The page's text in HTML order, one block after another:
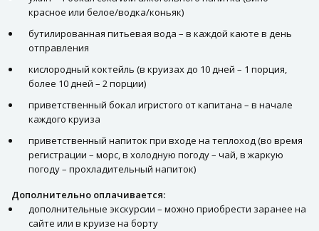
красное или белое/водка/коньяк)
бутилированная питьевая вода – в каждой каюте в день
отправления
кислородный коктейль (в круизах до 10 дней – 1 порция,
более 10 дней – 2 порции)
приветственный бокал игристого от капитана – в начале
каждого круиза
приветственный напиток при входе на теплоход (во время
регистрации – морс, в холодную погоду – чай, в жаркую
погоду – прохладительный напиток)
Дополнительно оплачивается:
дополнительные экскурсии – можно приобрести заранее на
сайте или в круизе на борту